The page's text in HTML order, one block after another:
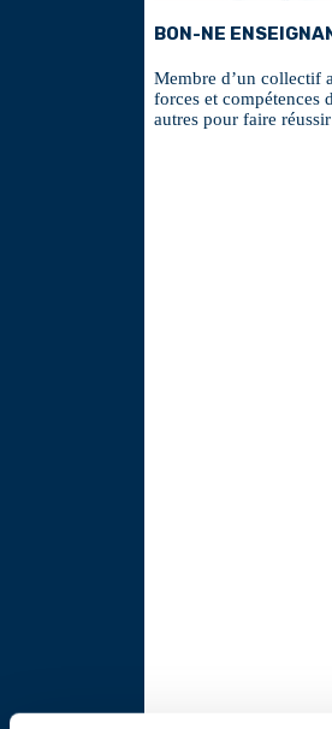
BON-NE
Membre d’un collectif
forces et compétences
autres pour faire